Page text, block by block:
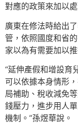
對應的政策來加以
廣東在修法時給出
管，依照國度和省
家以為有需要加以推
“延伸產假和增設育
可以依據本身情形
局補助、稅收減免
錢壓力，進步用人
機制。”孫煜華說。